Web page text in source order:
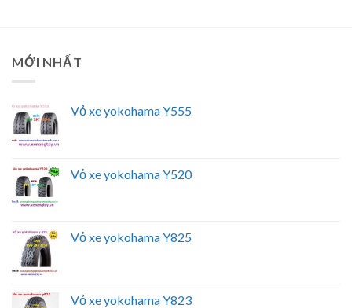
MỚI NHẤT
Vỏ xe yokohama Y555
Vỏ xe yokohama Y520
Vỏ xe yokohama Y825
Vỏ xe yokohama Y823